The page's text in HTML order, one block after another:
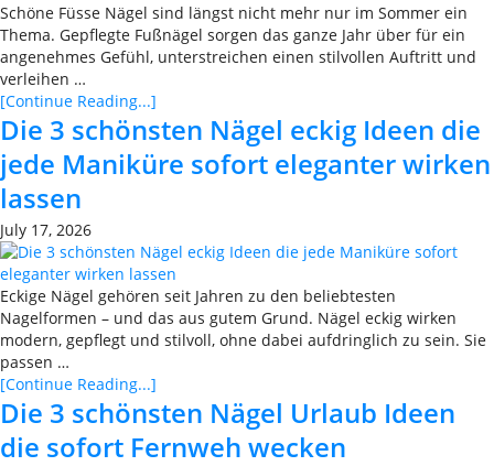
Schöne Füsse Nägel sind längst nicht mehr nur im Sommer ein
Thema. Gepflegte Fußnägel sorgen das ganze Jahr über für ein
angenehmes Gefühl, unterstreichen einen stilvollen Auftritt und
verleihen …
[Continue Reading...]
Die 3 schönsten Nägel eckig Ideen die
jede Maniküre sofort eleganter wirken
lassen
July 17, 2026
Eckige Nägel gehören seit Jahren zu den beliebtesten
Nagelformen – und das aus gutem Grund. Nägel eckig wirken
modern, gepflegt und stilvoll, ohne dabei aufdringlich zu sein. Sie
passen …
[Continue Reading...]
Die 3 schönsten Nägel Urlaub Ideen
die sofort Fernweh wecken